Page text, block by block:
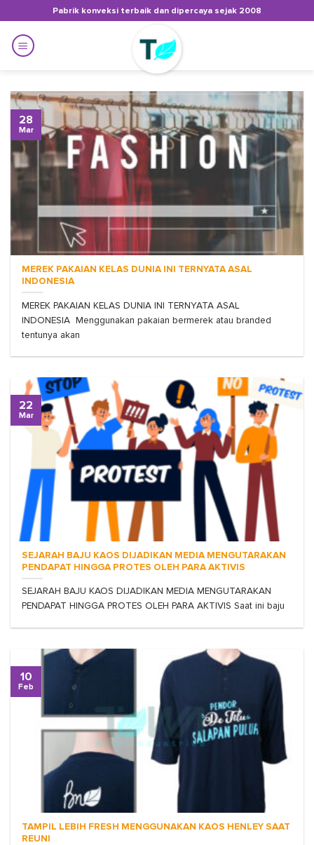
to
content
Pabrik konveksi terbaik dan dipercaya sejak 2008
MEREK PAKAIAN KELAS DUNIA INI TERNYATA ASAL
INDONESIA
MEREK PAKAIAN KELAS DUNIA INI TERNYATA ASAL
INDONESIA Menggunakan pakaian bermerek atau branded
tentunya akan
28
Mar
SEJARAH BAJU KAOS DIJADIKAN MEDIA MENGUTARAKAN
PENDAPAT HINGGA PROTES OLEH PARA AKTIVIS
SEJARAH BAJU KAOS DIJADIKAN MEDIA MENGUTARAKAN
PENDAPAT HINGGA PROTES OLEH PARA AKTIVIS Saat ini baju
22
Mar
TAMPIL LEBIH FRESH MENGGUNAKAN KAOS HENLEY SAAT
REUNI
10
Feb